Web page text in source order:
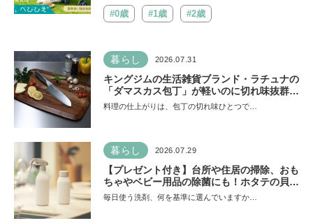
#0歳 #1歳 #2歳
暮らし 2026.07.31
キングジムの生活雑貨ブランド・ラチュナの
「ダマスカス包丁」が軽いのに切れ味抜群！
“切れない”ストレスから卒業【プレゼントあ
料理の仕上がりは、包丁の切れ味ひとつで…
暮らし 2026.07.29
【プレゼント付き】台所や住居の掃除、おも
ちゃやベビー用品の除菌にも！ホタテの貝殻
生まれの天然クリーナー「Shell we
毎日使う洗剤、何を基準に選んでいますか…